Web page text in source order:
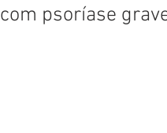
com psoríase